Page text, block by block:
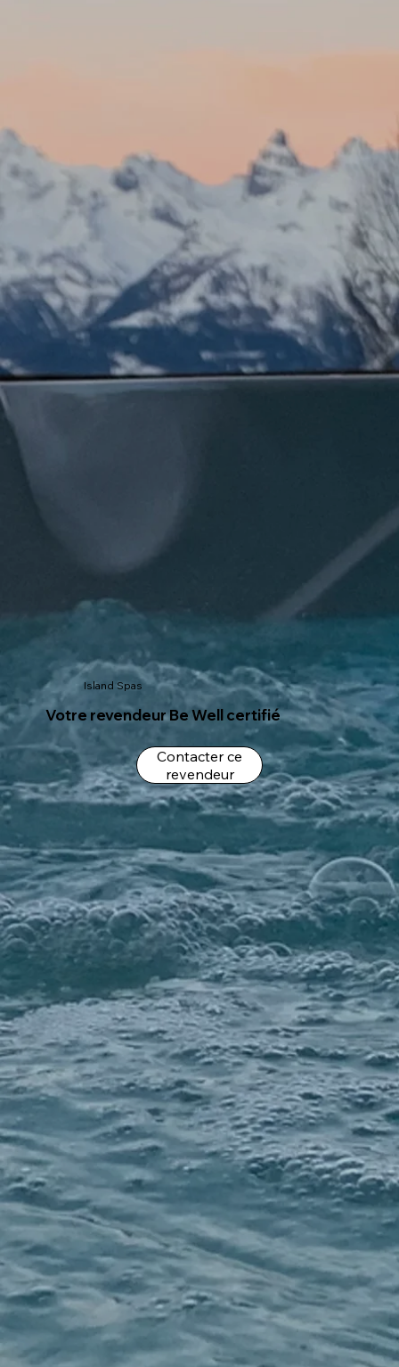
Island Spas
Votre revendeur Be Well certifié
Contacter ce
revendeur